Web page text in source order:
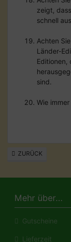
zeigt,
schnell
Achten
Länder-
Editionen,
sind.
Wie
ZURÜCK
Mehr über...
Gutscheine
Lieferzeit